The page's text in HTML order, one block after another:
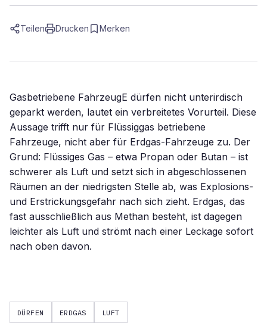
Teilen Drucken Merken
Gasbetriebene FahrzeugE dürfen nicht unterirdisch
geparkt werden, lautet ein verbreitetes Vorurteil. Diese
Aussage trifft nur für Flüssiggas betriebene
Fahrzeuge, nicht aber für Erdgas-Fahrzeuge zu. Der
Grund: Flüssiges Gas – etwa Propan oder Butan – ist
schwerer als Luft und setzt sich in abgeschlossenen
Räumen an der niedrigsten Stelle ab, was Explosions-
und Erstrickungsgefahr nach sich zieht. Erdgas, das
fast ausschließlich aus Methan besteht, ist dagegen
leichter als Luft und strömt nach einer Leckage sofort
nach oben davon.
DÜRFEN ERDGAS LUFT